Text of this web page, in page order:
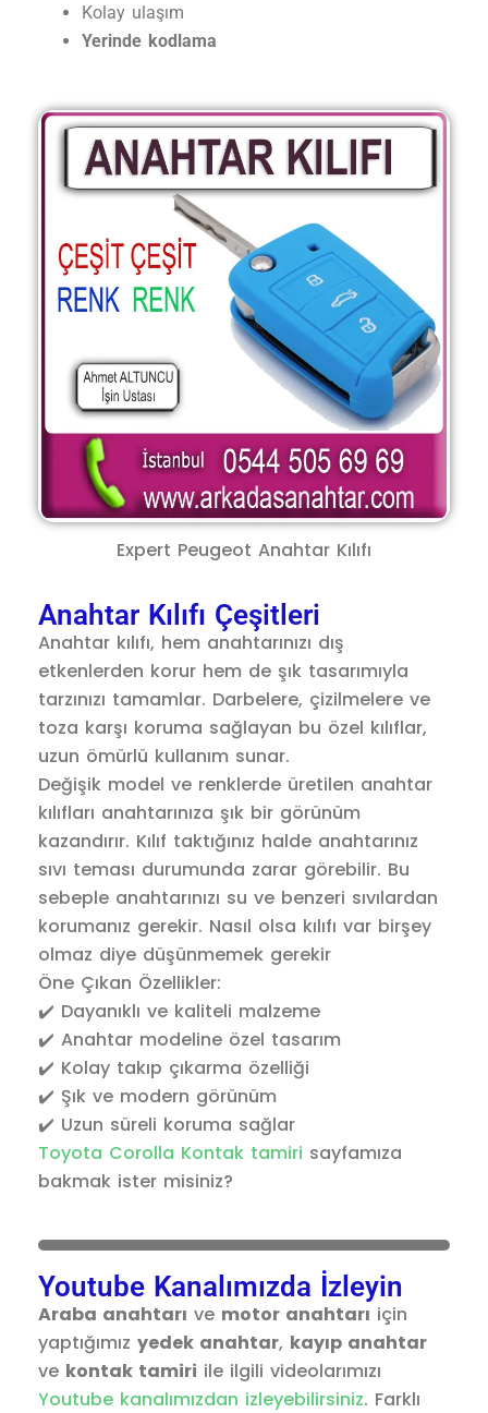
Kolay ulaşım
Yerinde kodlama
Expert Peugeot Anahtar Kılıfı
Anahtar Kılıfı Çeşitleri
Anahtar kılıfı, hem anahtarınızı dış
etkenlerden korur hem de şık tasarımıyla
tarzınızı tamamlar. Darbelere, çizilmelere ve
toza karşı koruma sağlayan bu özel kılıflar,
uzun ömürlü kullanım sunar.
Değişik model ve renklerde üretilen anahtar
kılıfları anahtarınıza şık bir görünüm
kazandırır. Kılıf taktığınız halde anahtarınız
sıvı teması durumunda zarar görebilir. Bu
sebeple anahtarınızı su ve benzeri sıvılardan
korumanız gerekir. Nasıl olsa kılıfı var birşey
olmaz diye düşünmemek gerekir
Öne Çıkan Özellikler:
✔️ Dayanıklı ve kaliteli malzeme
✔️ Anahtar modeline özel tasarım
✔️ Kolay takıp çıkarma özelliği
✔️ Şık ve modern görünüm
✔️ Uzun süreli koruma sağlar
Toyota Corolla Kontak tamiri sayfamıza
bakmak ister misiniz?
Youtube Kanalımızda İzleyin
Araba anahtarı ve motor anahtarı için
yaptığımız yedek anahtar, kayıp anahtar
ve kontak tamiri ile ilgili videolarımızı
Youtube kanalımızdan izleyebilirsiniz. Farklı